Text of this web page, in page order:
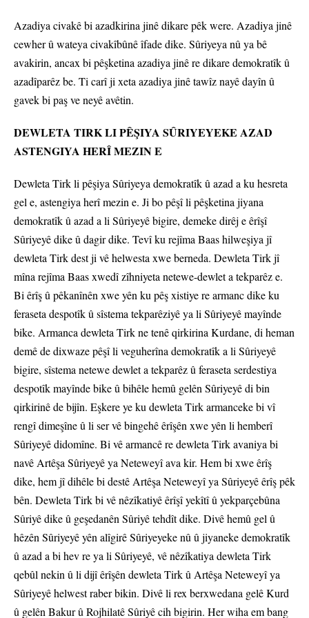
Azadiya civakê bi azadkirina jinê dikare pêk were. Azadiya jinê
cewher û wateya civakîbûnê îfade dike. Sûriyeya nû ya bê
avakirin, ancax bi pêşketina azadiya jinê re dikare demokratîk û
azadîparêz be. Ti carî ji xeta azadiya jinê tawîz nayê dayîn û
gavek bi paş ve neyê avêtin.
DEWLETA TIRK LI PÊŞIYA SÛRIYEYEKE AZAD
ASTENGIYA HERÎ MEZIN E
Dewleta Tirk li pêşiya Sûriyeya demokratîk û azad a ku hesreta
gel e, astengiya herî mezin e. Ji bo pêşî li pêşketina jiyana
demokratîk û azad a li Sûriyeyê bigire, demeke dirêj e êrîşî
Sûriyeyê dike û dagir dike. Tevî ku rejîma Baas hilweşiya jî
dewleta Tirk dest ji vê helwesta xwe berneda. Dewleta Tirk jî
mîna rejîma Baas xwedî zîhniyeta netewe-dewlet a tekparêz e.
Bi êrîş û pêkanînên xwe yên ku pêş xistiye re armanc dike ku
feraseta despotîk û sîstema tekparêziyê ya li Sûriyeyê mayînde
bike. Armanca dewleta Tirk ne tenê qirkirina Kurdane, di heman
demê de dixwaze pêşî li veguherîna demokratîk a li Sûriyeyê
bigire, sîstema netewe dewlet a tekparêz û feraseta serdestiya
despotîk mayînde bike û bihêle hemû gelên Sûriyeyê di bin
qirkirinê de bijîn. Eşkere ye ku dewleta Tirk armanceke bi vî
rengî dimeşîne û li ser vê bingehê êrîşên xwe yên li hemberî
Sûriyeyê didomîne. Bi vê armancê re dewleta Tirk avaniya bi
navê Artêşa Sûriyeyê ya Neteweyî ava kir. Hem bi xwe êrîş
dike, hem jî dihêle bi destê Artêşa Neteweyî ya Sûriyeyê êrîş pêk
bên. Dewleta Tirk bi vê nêzîkatiyê êrîşî yekîtî û yekparçebûna
Sûriyê dike û geşedanên Sûriyê tehdît dike. Divê hemû gel û
hêzên Sûriyeyê yên alîgirê Sûriyeyeke nû û jiyaneke demokratîk
û azad a bi hev re ya li Sûriyeyê, vê nêzîkatiya dewleta Tirk
qebûl nekin û li dijî êrîşên dewleta Tirk û Artêşa Neteweyî ya
Sûriyeyê helwest raber bikin. Divê li rex berxwedana gelê Kurd
û gelên Bakur û Rojhilatê Sûriyê cih bigirin. Her wiha em bang